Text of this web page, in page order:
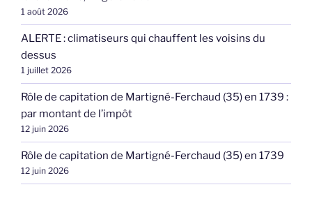
1 août 2026
ALERTE : climatiseurs qui chauffent les voisins du
dessus
1 juillet 2026
Rôle de capitation de Martigné-Ferchaud (35) en 1739 :
par montant de l’impôt
12 juin 2026
Rôle de capitation de Martigné-Ferchaud (35) en 1739
12 juin 2026